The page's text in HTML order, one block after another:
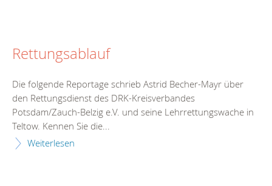
Rettungsablauf
Die folgende Reportage schrieb Astrid Becher-Mayr über
den Rettungsdienst des DRK-Kreisverbandes
Potsdam/Zauch-Belzig e.V. und seine Lehrrettungswache in
Teltow. Kennen Sie die...
Weiterlesen